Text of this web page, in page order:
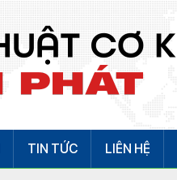
TIN TỨC LIÊN HỆ